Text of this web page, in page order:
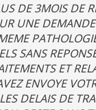
DE 3MOIS DE
UNE
SANS
ET
ENVOYE
DELAIS DE